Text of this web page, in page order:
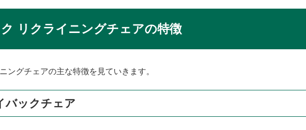
リクライニングチェアの特徴
ングチェアの主な特徴を見ていきます。
バックチェア